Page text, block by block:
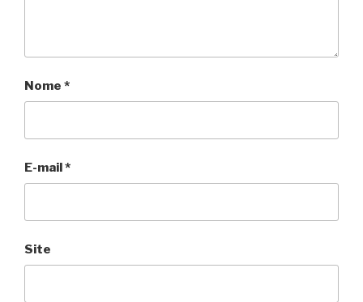
Nome *
E-mail*
Site